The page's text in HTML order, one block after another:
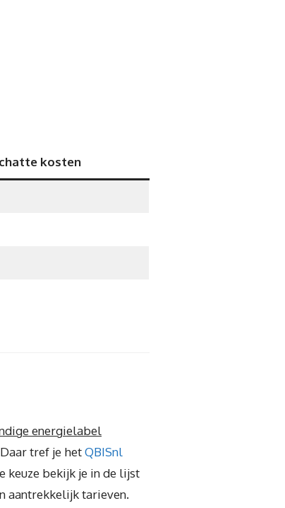
kosten
energielabel
tref je hetQBISnl
keuze bekijk je in de lijst
aantrekkelijk tarieven.